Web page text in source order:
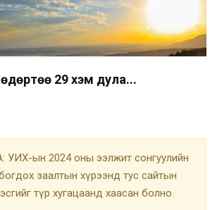
29 хэм дула...
ын 2024 оны ээлжит сонгуулийн
заалтын хүрээнд тус сайтын
түр хугацаанд хаасан болно.